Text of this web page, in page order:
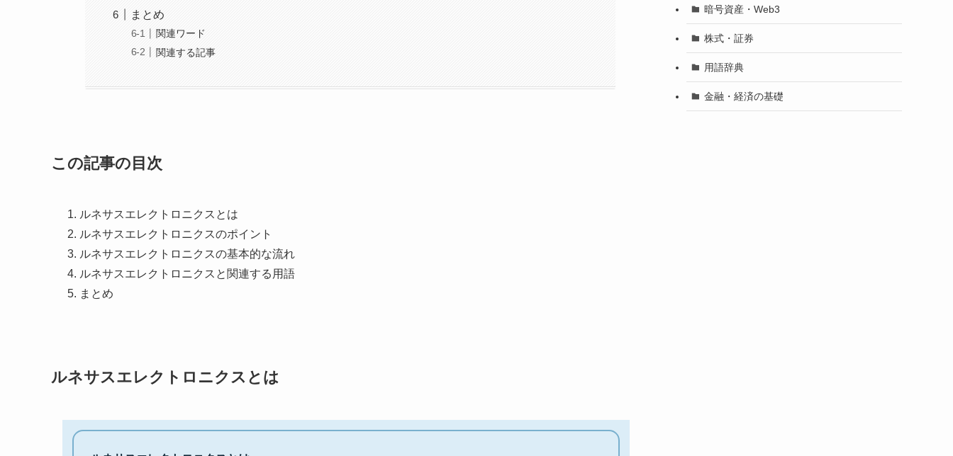
まとめ
関連ワード
関連する記事
この記事の目次
ルネサスエレクトロニクスとは
ルネサスエレクトロニクスのポイント
ルネサスエレクトロニクスの基本的な流れ
ルネサスエレクトロニクスと関連する用語
まとめ
ルネサスエレクトロニクスとは
暗号資産・Web3
株式・証券
用語辞典
金融・経済の基礎